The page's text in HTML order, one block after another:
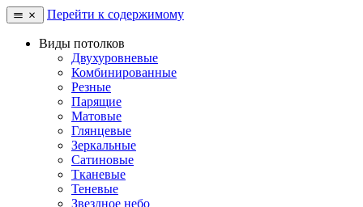
Перейти к содержимому
Виды потолков
Двухуровневые
Комбинированные
Резные
Парящие
Матовые
Глянцевые
Зеркальные
Сатиновые
Тканевые
Теневые
Звездное небо